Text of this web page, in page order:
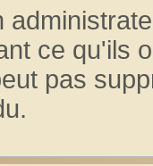
ce qu'ils
pas